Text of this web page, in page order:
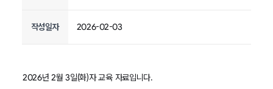
작성일자 2026-02-03
2026년 2월 3일(화)자 교육 자료입니다.